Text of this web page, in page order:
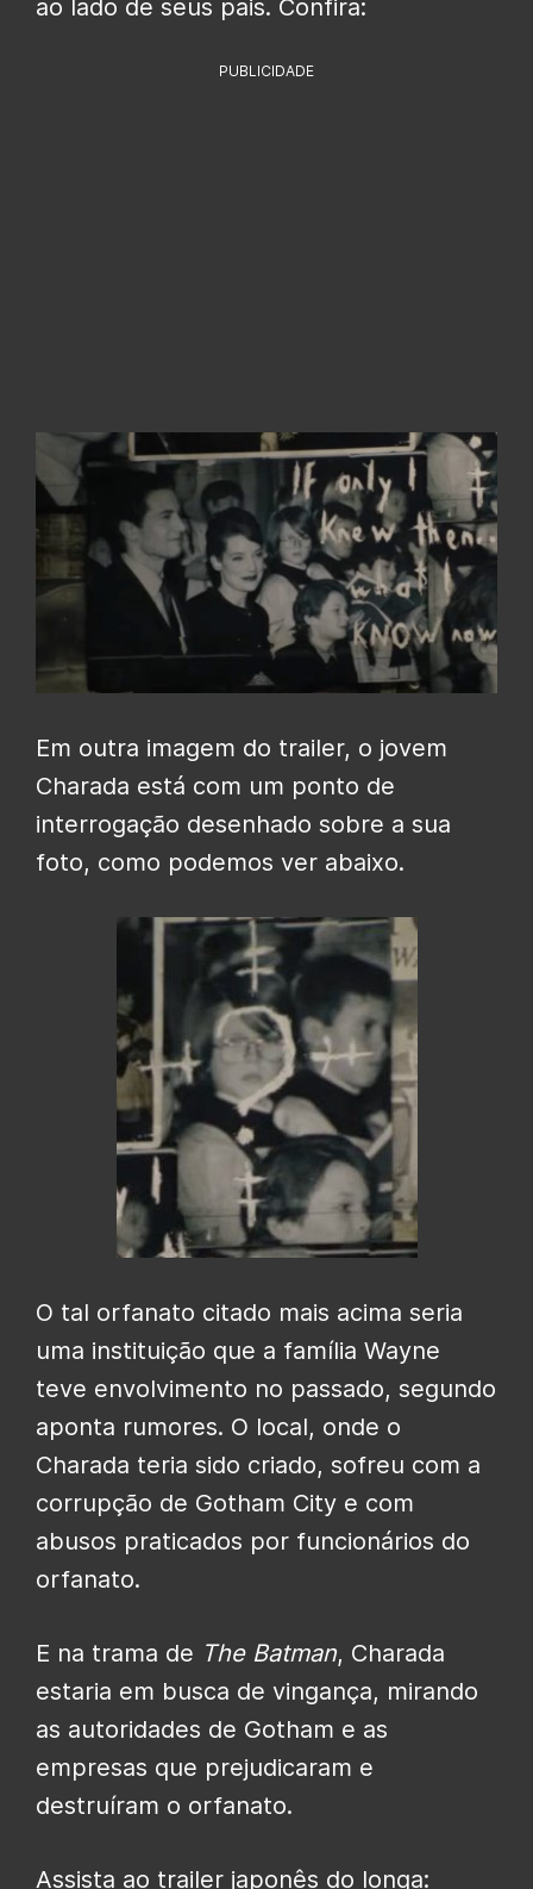
ao lado de seus pais. Confira:
PUBLICIDADE
Em outra imagem do trailer, o jovem
Charada está com um ponto de
interrogação desenhado sobre a sua
foto, como podemos ver abaixo.
O tal orfanato citado mais acima seria
uma instituição que a família Wayne
teve envolvimento no passado, segundo
aponta rumores. O local, onde o
Charada teria sido criado, sofreu com a
corrupção de Gotham City e com
abusos praticados por funcionários do
orfanato.
E na trama de The Batman, Charada
estaria em busca de vingança, mirando
as autoridades de Gotham e as
empresas que prejudicaram e
destruíram o orfanato.
Assista ao trailer japonês do longa: